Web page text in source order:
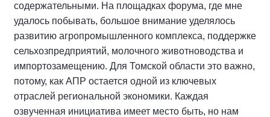
содержательными. На площадках форума, где мне
удалось побывать, большое внимание уделялось
развитию агропромышленного комплекса, поддержке
сельхозпредприятий, молочного животноводства и
импортозамещению. Для Томской области это важно,
потому, как АПР остается одной из ключевых
отраслей региональной экономики. Каждая
озвученная инициатива имеет место быть, но нам